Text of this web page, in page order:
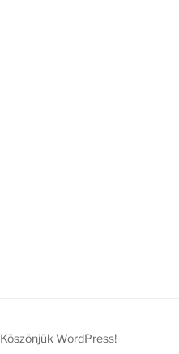
Köszönjük WordPress!